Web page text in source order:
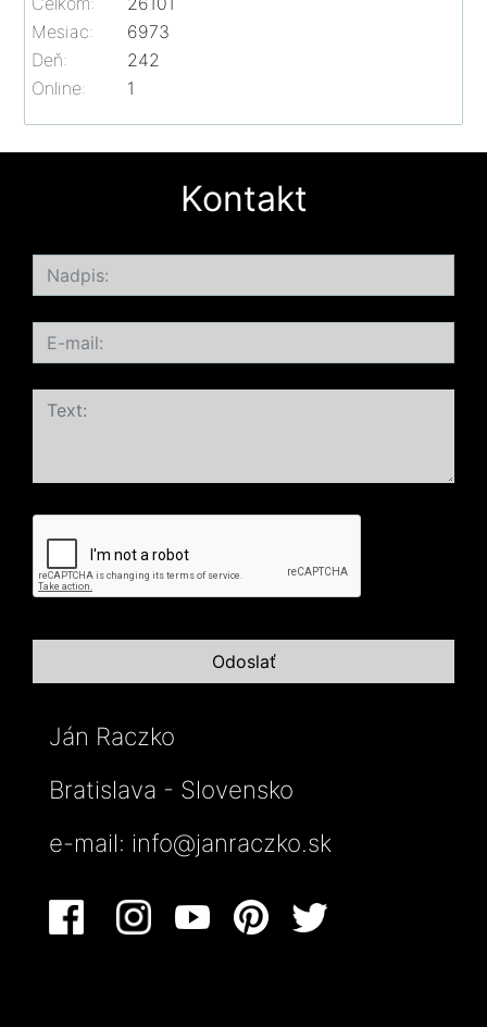
Online: 1
Mesiac:
6973
Deň:
242
Kontakt
Ján Raczko
Bratislava - Slovensko
e-mail: info@janraczko.sk